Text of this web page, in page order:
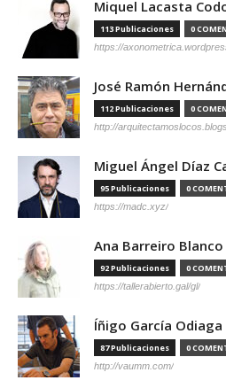
Miquel Lacasta
113 Publicaciones 0
https://
José Ramón
112 Publicaciones 0
http://
Miguel Ángel Díaz
95 Publicaciones 0
https://madc.xyz/
Ana Barreiro Blanco
92 Publicaciones 0
https://tallerabierto.gal/gl/
Íñigo García Odiaga
87 Publicaciones 0
http://vaumm.com/